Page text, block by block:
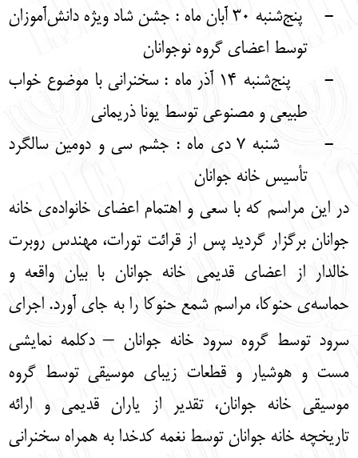
-
پنج‌شنبه 30 آبان ماه : جشن شاد ویژه دانش‌آموزان
توسط اعضای گروه نوجوانان
-
پنج‌شنبه 14 آذر ماه : سخنرانی با موضوع خواب
طبیعی و مصنوعی توسط یونا ذریمانی
-
شنبه 7 دی ماه : جشم سی و دومین سالگرد
تأسیس خانه جوانان
در این مراسم که با سعی و اهتمام اعضای خانواده‌ی خانه
جوانان برگزار گردید پس از قرائت تورات، مهندس روبرت
خالدار از اعضای قدیمی خانه جوانان با بیان واقعه‌ و
حماسه‌ی حنوکا، مراسم شمع حنوکا را به جای آورد. اجرای
سرود توسط گروه سرود خانه جوانان –دکلمه نمایشی
مست و هوشیار و قطعات زیبای موسیقی توسط گروه
موسیقی خانه جوانان، تقدیر از یاران قدیمی و ارائه
تاریخچه خانه جوانان توسط نغمه کدخدا به همراه سخنرانی